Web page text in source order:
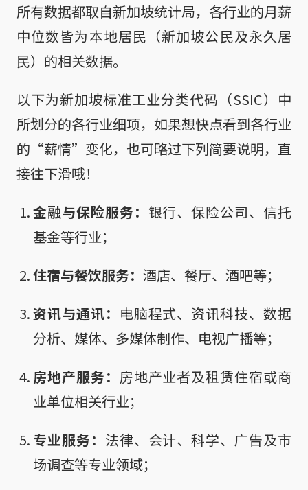
所有数据都取自新加坡统计局，各行业的月薪
中位数皆为本地居民（新加坡公民及永久居
民）的相关数据。
以下为新加坡标准工业分类代码（SSIC）中
所划分的各行业细项，如果想快点看到各行业
的“薪情”变化，也可略过下列简要说明，直
接往下滑哦！
金融与保险服务： 银行、保险公司、信托
基金等行业；
住宿与餐饮服务： 酒店、餐厅、酒吧等；
资讯与通讯： 电脑程式、资讯科技、数据
分析、媒体、多媒体制作、电视广播等；
房地产服务： 房地产业者及租赁住宿或商
业单位相关行业；
专业服务： 法律、会计、科学、广告及市
场调查等专业领域；